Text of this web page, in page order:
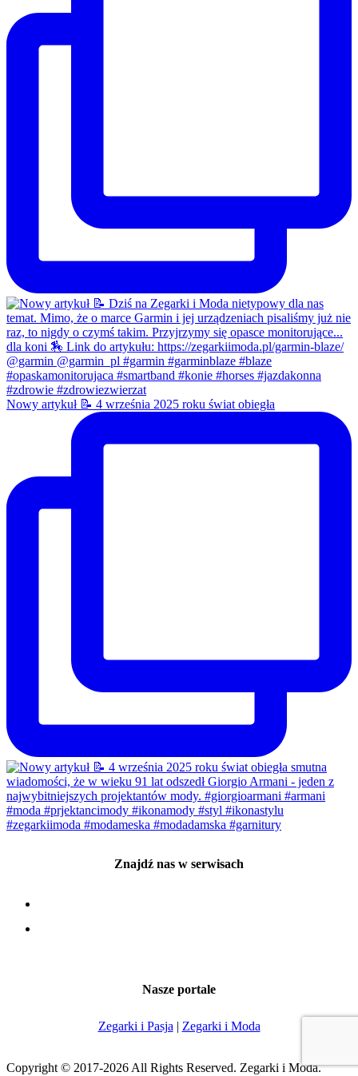
Nowy artykuł 📝 4 września 2025 roku świat obiegła
Znajdź nas w serwisach
Nasze portale
Zegarki i Pasja | Zegarki i Moda
Copyright © 2017-2026 All Rights Reserved. Zegarki i Moda.